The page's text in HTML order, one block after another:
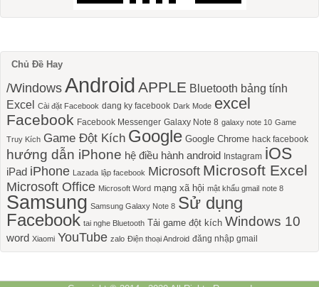
Chủ Đề Hay
/Windows Android APPLE Bluetooth bảng tính
Excel Cài đặt Facebook dang ky facebook Dark Mode excel
Facebook Facebook Messenger Galaxy Note 8 galaxy note 10 Game
Truy Kích Game Đột Kích Google Google Chrome hack facebook
hướng dẫn iPhone hệ điều hành android Instagram iOS
iPad iPhone Lazada lập facebook Microsoft Microsoft Excel
Microsoft Office Microsoft Word mạng xã hội mật khẩu gmail note 8
Samsung Samsung Galaxy Note 8 Sử dụng
Facebook tai nghe Bluetooth Tải game đột kích Windows 10
word Xiaomi YouTube zalo Điện thoại Android đăng nhập gmail